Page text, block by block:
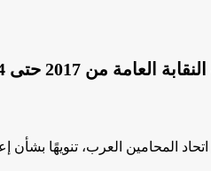
من 2017 حتى 2024
المحامين العرب، تنويهًا